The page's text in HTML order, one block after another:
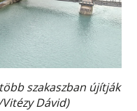
szakaszban újítják
Dávid)